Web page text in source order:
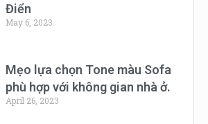
Điển
May 6, 2023
Mẹo lựa chọn Tone màu Sofa
phù hợp với không gian nhà ở.
April 26, 2023